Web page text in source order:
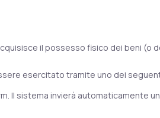
il possesso fisico dei beni (o
esercitato tramite uno dei
Il sistema invierà automaticamente